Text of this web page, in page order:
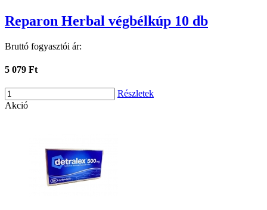
Reparon Herbal végbélkúp 10 db
Bruttó fogyasztói ár:
5 079 Ft
Részletek
Akció